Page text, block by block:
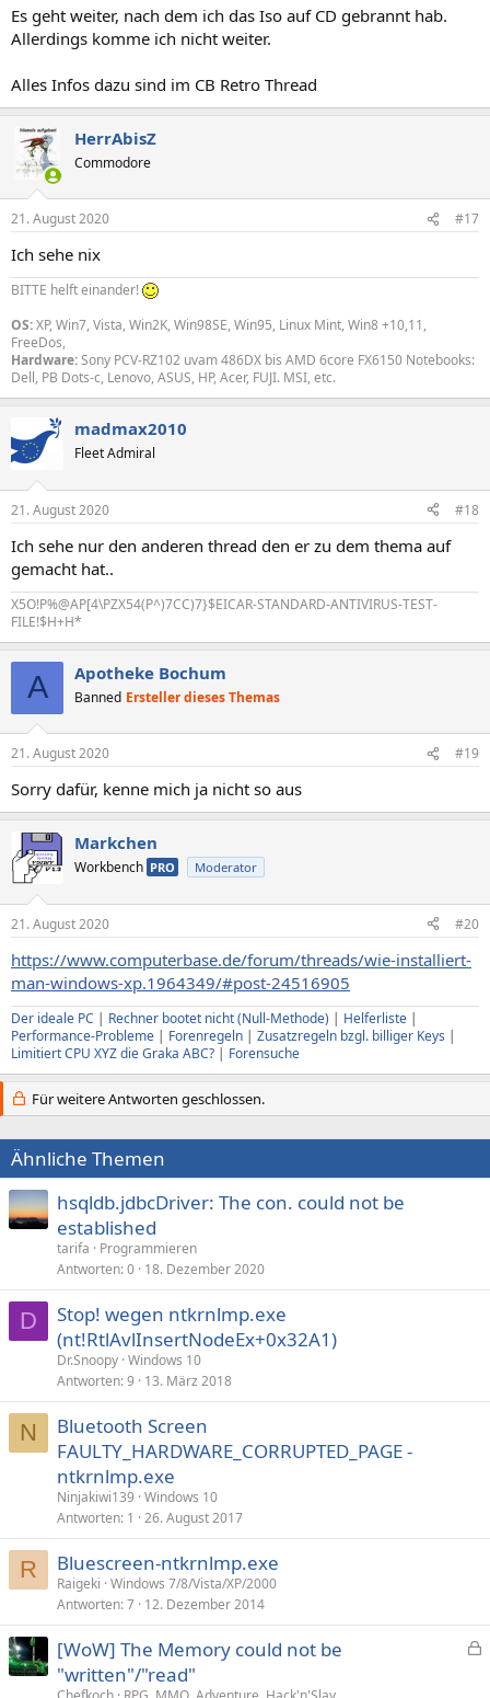
Es geht weiter, nach dem ich das Iso auf CD gebrannt hab.
Allerdings komme ich nicht weiter.
Alles Infos dazu sind im CB Retro Thread
HerrAbisZ
Commodore
21. August 2020 #17
Ich sehe nix
BITTE helft einander!
OS:XP, Win7, Vista, Win2K, Win98SE, Win95, Linux Mint, Win8 +10,11,
FreeDos,
Hardware:Sony PCV-RZ102 uvam 486DX bis AMD 6core FX6150 Notebooks:
Dell, PB Dots-c, Lenovo, ASUS, HP, Acer, FUJI. MSI, etc.
madmax2010
Fleet Admiral
21. August 2020 #18
Ich sehe nur den anderen thread den er zu dem thema auf
gemacht hat..
X5O!P%@AP[4\PZX54(P^)7CC)7}$EICAR-STANDARD-ANTIVIRUS-TEST-
FILE!$H+H*
A Apotheke Bochum
Banned Ersteller dieses Themas
21. August 2020 #19
Sorry dafür, kenne mich ja nicht so aus
Markchen
Workbench PRO Moderator
21. August 2020 #20
https://www.computerbase.de/forum/threads/wie-installiert-
man-windows-xp.1964349/#post-24516905
Der ideale PC | Rechner bootet nicht (Null-Methode) | Helferliste |
Performance-Probleme | Forenregeln | Zusatzregeln bzgl. billiger Keys |
Limitiert CPU XYZ die Graka ABC? | Forensuche
Für weitere Antworten geschlossen.
Ähnliche Themen
hsqldb.jdbcDriver: The con. could not be
established
tarifa
Programmieren
Antworten 0 18. Dezember 2020
D
Stop! wegen ntkrnlmp.exe
(nt!RtlAvlInsertNodeEx+0x32A1)
Dr.Snoopy Windows 10
Antworten 9 13. März 2018
N
Bluetooth Screen
FAULTY_HARDWARE_CORRUPTED_PAGE -
ntkrnlmp.exe
Ninjakiwi139 Windows 10
Antworten 1 26. August 2017
R Bluescreen-ntkrnlmp.exe
Raigeki Windows 7/8/Vista/XP/2000
Antworten 7 12. Dezember 2014
[WoW] The Memory could not be
"written"/"read"